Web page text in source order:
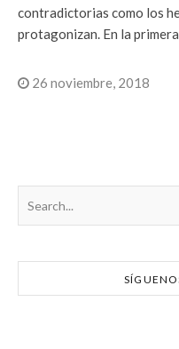
contradictorias como los
protagonizan. En la
26 noviembre, 2018